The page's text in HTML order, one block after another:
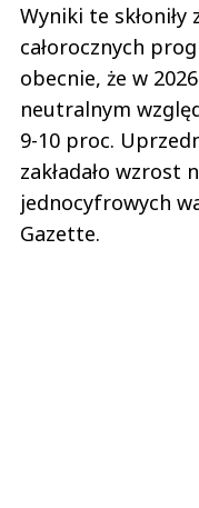
Wyniki te
całorocznych
obecnie, że w
neutralnym
9-10 proc.
zakładało wzrost
jednocyfrowych
Gazette.